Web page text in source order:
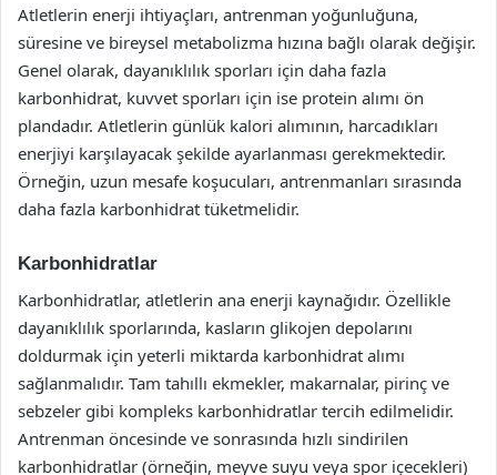
Atletlerin enerji ihtiyaçları, antrenman yoğunluğuna,
süresine ve bireysel metabolizma hızına bağlı olarak değişir.
Genel olarak, dayanıklılık sporları için daha fazla
karbonhidrat, kuvvet sporları için ise protein alımı ön
plandadır. Atletlerin günlük kalori alımının, harcadıkları
enerjiyi karşılayacak şekilde ayarlanması gerekmektedir.
Örneğin, uzun mesafe koşucuları, antrenmanları sırasında
daha fazla karbonhidrat tüketmelidir.
Karbonhidratlar
Karbonhidratlar, atletlerin ana enerji kaynağıdır. Özellikle
dayanıklılık sporlarında, kasların glikojen depolarını
doldurmak için yeterli miktarda karbonhidrat alımı
sağlanmalıdır. Tam tahıllı ekmekler, makarnalar, pirinç ve
sebzeler gibi kompleks karbonhidratlar tercih edilmelidir.
Antrenman öncesinde ve sonrasında hızlı sindirilen
karbonhidratlar (örneğin, meyve suyu veya spor içecekleri)